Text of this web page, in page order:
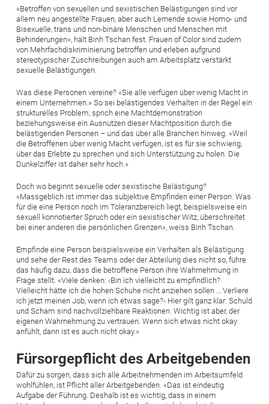
«Betroffen von sexuellen und sexistischen Belästigungen sind vor
allem neu angestellte Frauen, aber auch Lernende sowie Homo- und
Bisexuelle, trans und non-binäre Menschen und Menschen mit
Behinderungen», hält Binh Tschan fest. Frauen of Color sind zudem
von Mehrfachdiskriminierung betroffen und erleben aufgrund
stereotypischer Zuschreibungen auch am Arbeitsplatz verstärkt
sexuelle Belästigungen.
Was diese Personen vereine? «Sie alle verfügen über wenig Macht in
einem Unternehmen.» So sei belästigendes Verhalten in der Regel ein
strukturelles Problem, sprich eine Machtdemonstration
beziehungsweise ein Ausnutzen dieser Machtposition durch die
belästigenden Personen – und das über alle Branchen hinweg. «Weil
die Betroffenen über wenig Macht verfügen, ist es für sie schwierig,
über das Erlebte zu sprechen und sich Unterstützung zu holen. Die
Dunkelziffer ist daher sehr hoch.»
Doch wo beginnt sexuelle oder sexistische Belästigung?
«Massgeblich ist immer das subjektive Empfinden einer Person. Was
für die eine Person noch im Toleranzbereich liegt, beispielsweise ein
sexuell konnotierter Spruch oder ein sexistischer Witz, überschreitet
bei einer anderen die persönlichen Grenzen», weiss Binh Tschan.
Empfinde eine Person beispielsweise ein Verhalten als Belästigung
und sehe der Rest des Teams oder der Abteilung dies nicht so, führe
das häufig dazu, dass die betroffene Person ihre Wahrnehmung in
Frage stellt. «Viele denken: ‹Bin ich vielleicht zu empfindlich?
Vielleicht hätte ich die hohen Schuhe nicht anziehen sollen … Verliere
ich jetzt meinen Job, wenn ich etwas sage?› Hier gilt ganz klar: Schuld
und Scham sind nachvollziehbare Reaktionen. Wichtig ist aber, der
eigenen Wahrnehmung zu vertrauen. Wenn sich etwas nicht okay
anfühlt, dann ist es auch nicht okay.»
Fürsorgepflicht des Arbeitgebenden
Dafür zu sorgen, dass sich alle Arbeitnehmenden im Arbeitsumfeld
wohlfühlen, ist Pflicht aller Arbeitgebenden. «Das ist eindeutig
Aufgabe der Führung. Deshalb ist es wichtig, dass in einem